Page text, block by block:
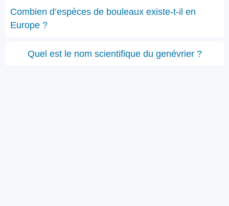
Combien d’espèces de bouleaux existe-t-il en
Europe ?
Quel est le nom scientifique du genévrier ?